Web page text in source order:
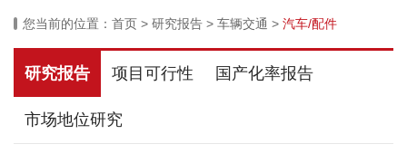
您当前的位置： 首页 > 研究报告 > 车辆交通 > 汽车/配件
研究报告 项目可行性 国产化率报告
市场地位研究